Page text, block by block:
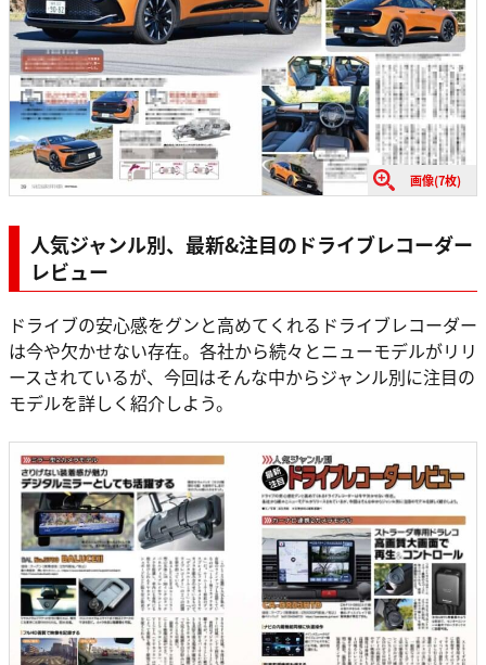
画像(7枚)
人気ジャンル別、最新&注目のドライブレコーダー
レビュー
ドライブの安心感をグンと高めてくれるドライブレコーダー
は今や欠かせない存在。各社から続々とニューモデルがリリ
ースされているが、今回はそんな中からジャンル別に注目の
モデルを詳しく紹介しよう。